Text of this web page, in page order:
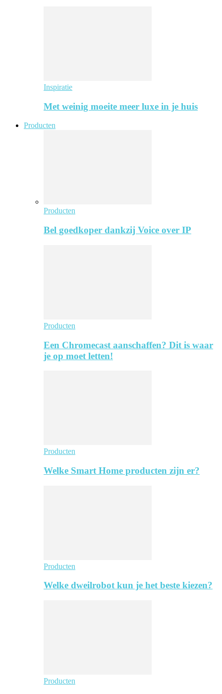
Inspiratie
Met weinig moeite meer luxe in je huis
Producten
Producten
Bel goedkoper dankzij Voice over IP
Producten
Een Chromecast aanschaffen? Dit is waar
je op moet letten!
Producten
Welke Smart Home producten zijn er?
Producten
Welke dweilrobot kun je het beste kiezen?
Producten